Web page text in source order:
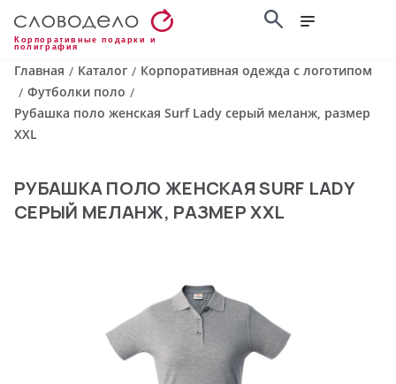
Корпоративные подарки и
полиграфия
Главная / Каталог / Корпоративная одежда с логотипом
/ Футболки поло /
Рубашка поло женская Surf Lady серый меланж, размер
XXL
РУБАШКА ПОЛО ЖЕНСКАЯ SURF LADY
СЕРЫЙ МЕЛАНЖ, РАЗМЕР XXL